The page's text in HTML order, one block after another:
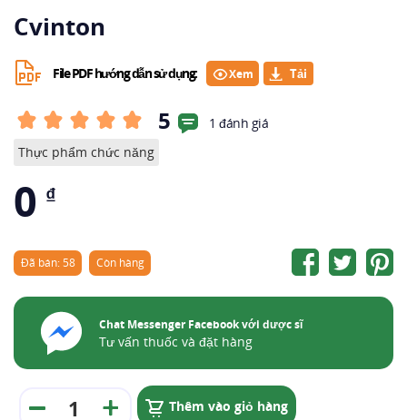
Cvinton
File PDF hướng dẫn sử dụng: Xem
5
1 đánh giá
Thực phẩm chức năng
0 ₫
Đã bán: 58 Còn hàng
Chat Messenger Facebook với dược sĩ
Tư vấn thuốc và đặt hàng
Thêm vào giỏ hàng